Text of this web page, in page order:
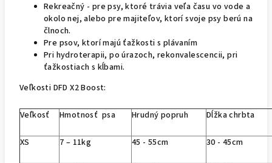
Rekreačný - pre psy, ktoré trávia veľa času vo vode a
okolo nej, alebo pre majiteľov, ktorí svoje psy berú na
člnoch.
Pre psov, ktorí majú ťažkosti s plávaním
Pri hydroterapii, po úrazoch, rekonvalescencii, pri
ťažkostiach s kĺbami.
Veľkosti DFD X2 Boost:
Veľkosť Hmotnosť psa Hrudný popruh Dĺžka chrbta
XS 7 – 11kg 45 - 55cm 30 - 45cm